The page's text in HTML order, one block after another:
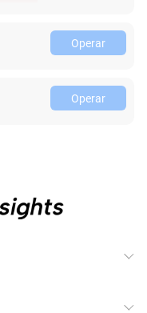
Operar
Operar